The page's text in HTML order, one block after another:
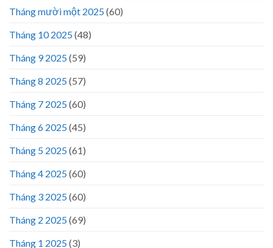
Tháng mười một 2025(60)
Tháng 10 2025(48)
Tháng 9 2025(59)
Tháng 8 2025(57)
Tháng 7 2025(60)
Tháng 6 2025(45)
Tháng 5 2025(61)
Tháng 4 2025(60)
Tháng 3 2025(60)
Tháng 2 2025(69)
Tháng 1 2025(3)